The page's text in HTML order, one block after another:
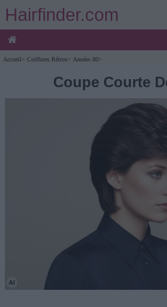
Hairfinder.com
Accueil> Coiffures Rétros> Années 80>
Coupe Courte